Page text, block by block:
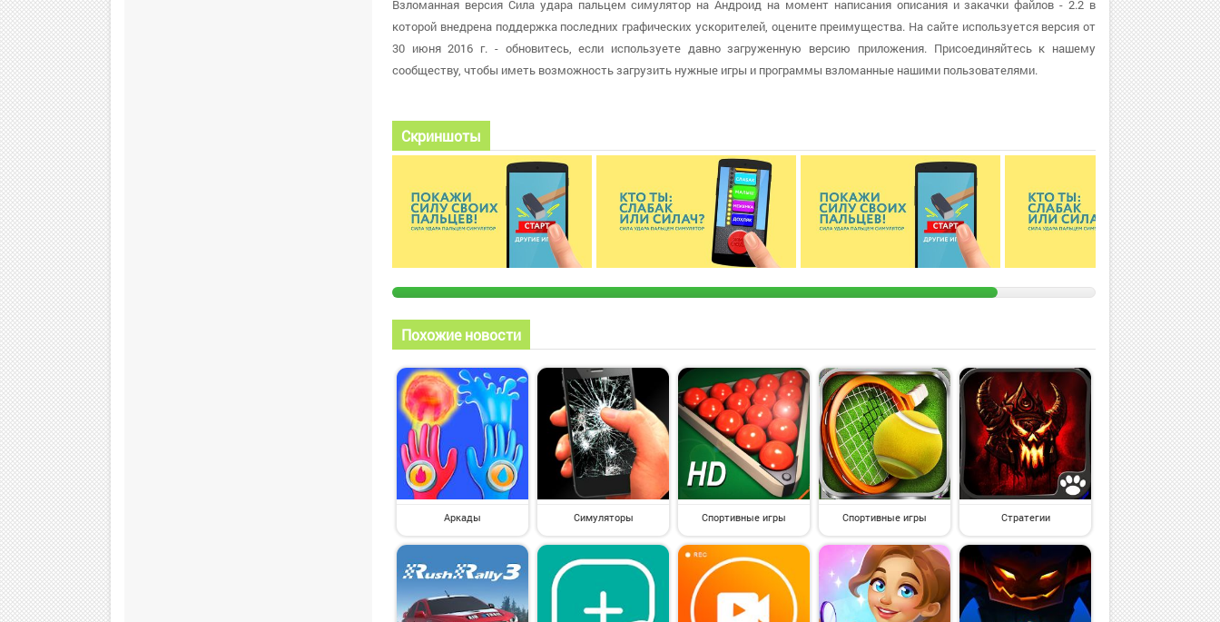
Взломанная версия Сила удара пальцем симулятор на Андроид на момент написания описания и закачки файлов - 2.2 в
которой внедрена поддержка последних графических ускорителей, оцените преимущества. На сайте используется версия от
30 июня 2016 г. - обновитесь, если используете давно загруженную версию приложения. Присоединяйтесь к нашему
сообществу, чтобы иметь возможность загрузить нужные игры и программы взломанные нашими пользователями.
Скриншоты
Похожие новости
Аркады Симуляторы Спортивные игры Спортивные игры Стратегии